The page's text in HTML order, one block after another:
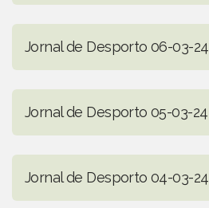
Jornal de Desporto 06-03-24
Jornal de Desporto 05-03-24
Jornal de Desporto 04-03-24